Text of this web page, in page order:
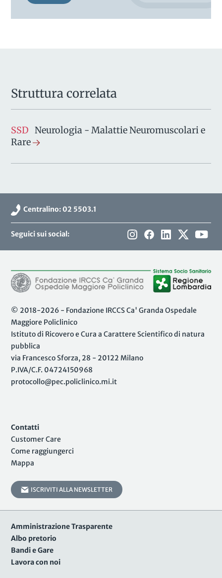
Struttura correlata
SSD Neurologia - Malattie Neuromuscolari e
Rare
Centralino: 02 5503.1
Seguici sui social:
© 2018-2026 - Fondazione IRCCS Ca' Granda Ospedale
Maggiore Policlinico
Istituto di Ricovero e Cura a Carattere Scientifico di natura
pubblica
via Francesco Sforza, 28 - 20122 Milano
P.IVA/C.F. 04724150968
protocollo@pec.policlinico.mi.it
Contatti
Customer Care
Come raggiungerci
Mappa
ISCRIVITI ALLA NEWSLETTER
Amministrazione Trasparente
Albo pretorio
Bandi e Gare
Lavora con noi